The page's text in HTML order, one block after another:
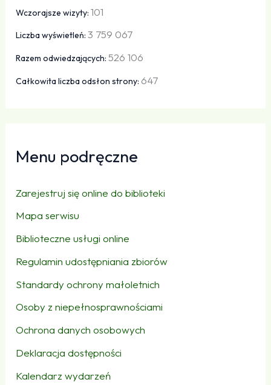
Wczorajsze wizyty:101
Liczba wyświetleń:3 759 067
Razem odwiedzających:526 106
Całkowita liczba odsłon strony: 647
Menu podręczne
Zarejestruj się online do biblioteki
Mapa serwisu
Biblioteczne usługi online
Regulamin udostępniania zbiorów
Standardy ochrony małoletnich
Osoby z niepełnosprawnościami
Ochrona danych osobowych
Deklaracja dostępności
Kalendarz wydarzeń